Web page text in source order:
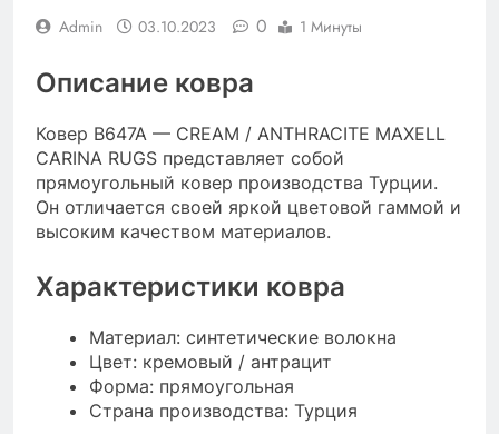
Admin 03.10.2023 0 1 Минуты
Описание ковра
Ковер B647A — CREAM / ANTHRACITE MAXELL
CARINA RUGS представляет собой
прямоугольный ковер производства Турции.
Он отличается своей яркой цветовой гаммой и
высоким качеством материалов.
Характеристики ковра
Материал: синтетические волокна
Цвет: кремовый / антрацит
Форма: прямоугольная
Страна производства: Турция